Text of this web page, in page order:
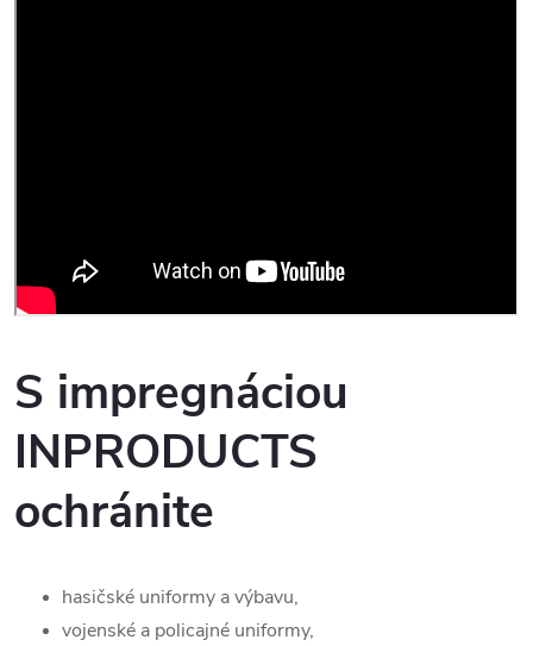
S impregnáciou
INPRODUCTS
ochránite
hasičské uniformy a výbavu,
vojenské a policajné uniformy,